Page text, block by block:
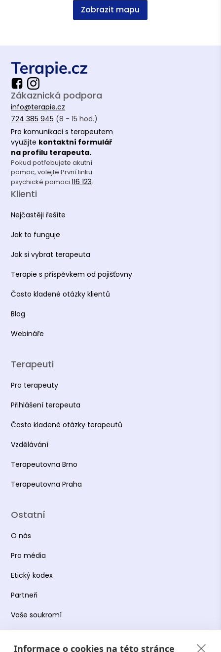
Informace o cookies na této stránce
Asociace terapeutů
Sociální práce, Mgr. UHK
Sociální pedagogika, Mgr. UHK
Sociální patologie a prevence, Bc. UHK
Zobrazit mapu
Zákaznická podpora
info@terapie.cz
724 385 945 (8 - 15 hod.)
Pro komunikaci s terapeutem
využijte kontaktní formulář
na profilu terapeuta.
Pokud potřebujete akutní
pomoc, volejte První linku
psychické pomoci116 123.
Klienti
Nejčastěji řešíte
Jak to funguje
Jak si vybrat terapeuta
Terapie s příspěvkem od pojišťovny
Často kladené otázky klientů
Blog
Webináře
Terapeuti
Pro terapeuty
Přihlášení terapeuta
Často kladené otázky terapeutů
Vzdělávání
Terapeutovna Brno
Terapeutovna Praha
Ostatní
O nás
Pro média
Etický kodex
Partneři
Vaše soukromí